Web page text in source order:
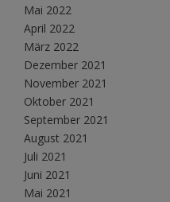
Mai 2022
April 2022
März 2022
Dezember 2021
November 2021
Oktober 2021
September 2021
August 2021
Juli 2021
Juni 2021
Mai 2021